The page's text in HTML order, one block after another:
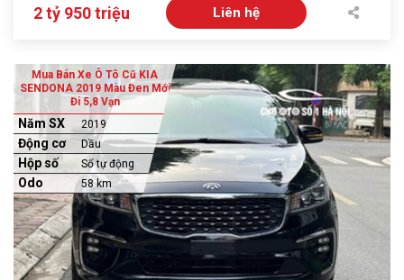
2 tỷ 950 triệu Liên hệ
Mua Bán Xe Ô Tô Cũ KIA
SENDONA 2019 Màu Đen Mới
Đi 5,8 Vạn
Năm SX 2019
Động cơ Dầu
Hộp số Số tự động
Odo 58 km